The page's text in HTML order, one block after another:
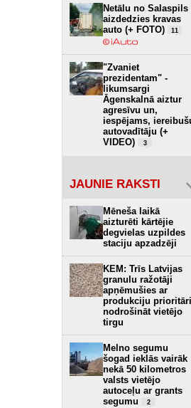
Netālu no Salaspils
aizdedzies kravas
auto (+ FOTO)
11
"Zvaniet
prezidentam" -
likumsargi
Āgenskalnā aiztur
agresīvu un,
iespējams,
autovadītāju (+
VIDEO)
3
JAUNIE RAKSTI
Mēneša laikā
aizturēti kārtējie
degvielas uzpildes
staciju apzadzēji
KEM: Trīs Latvijas
granulu ražotāji
apņēmušies ar
produkciju prioritāri
nodrošināt vietējo
tirgu
Melno segumu
šogad ieklās vairāk
nekā 50 kilometros
valsts vietējo
autoceļu ar grants
segumu
2